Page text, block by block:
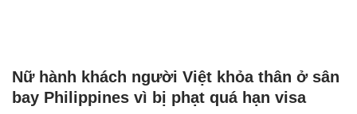
Nữ hành khách người Việt khỏa thân ở sân
bay Philippines vì bị phạt quá hạn visa